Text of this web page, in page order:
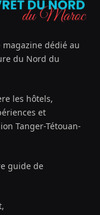
dédié au
du Nord du
les hôtels,
et
Tanger-Tétouan-
guide de